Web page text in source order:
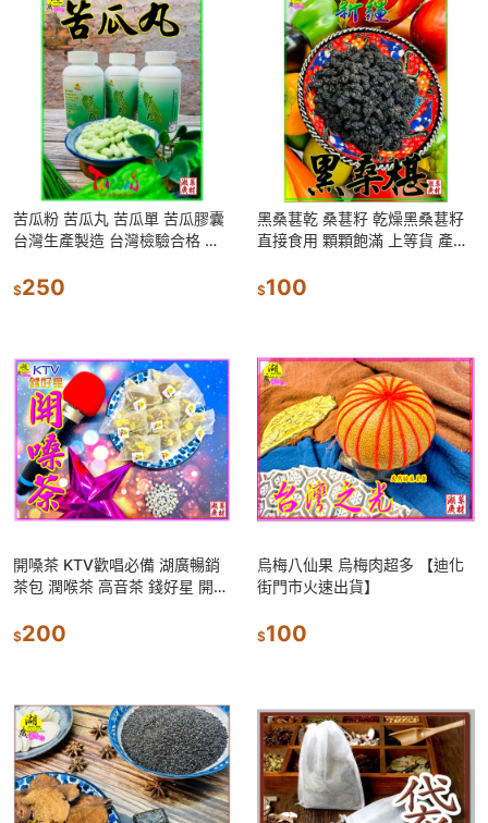
苦瓜粉 苦瓜丸 苦瓜單 苦瓜膠囊
台灣生產製造 台灣檢驗合格 經
品&湖廣藥材】
$250
黑桑葚乾 桑葚籽 乾燥黑桑葚籽
直接食用 顆顆飽滿 上等貨 產地
藥材】02-2556087
$100
開嗓茶 KTV歡唱必備 湖廣暢銷
茶包 潤喉茶 高音茶 錢好星 開嗓
0225554380
$200
烏梅八仙果 烏梅肉超多 【迪化
街門市火速出貨】
$100